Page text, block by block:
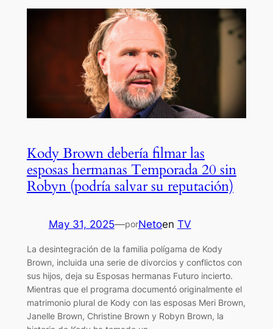
Kody Brown debería filmar las
esposas hermanas Temporada 20 sin
Robyn (podría salvar su reputación)
May 31, 2025—porNetoen TV
La desintegración de la familia polígama de Kody
Brown, incluida una serie de divorcios y conflictos con
sus hijos, deja su Esposas hermanas Futuro incierto.
Mientras que el programa documentó originalmente el
matrimonio plural de Kody con las esposas Meri Brown,
Janelle Brown, Christine Brown y Robyn Brown, la